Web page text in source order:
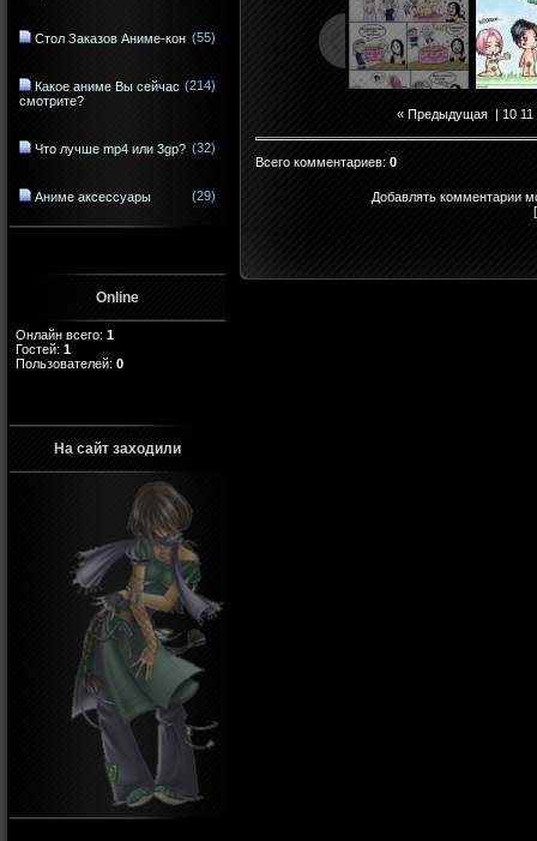
Стол Заказов Аниме-кон (55)
Какое аниме Вы сейчас
смотрите?
(214)
Что лучше mp4 или 3gp? (32)
Аниме аксессуары (29)
Online
Онлайн всего: 1
Гостей: 1
Пользователей: 0
На сайт заходили
« Предыдущая | 10 11
Всего комментариев: 0
Добавлять комментарии